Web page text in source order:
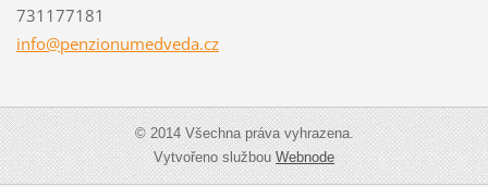
731177181
info@penzionumedveda.cz
© 2014 Všechna práva vyhrazena.
Vytvořeno službouWebnode